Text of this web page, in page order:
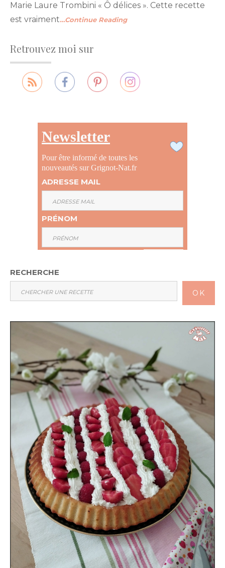
Marie Laure Trombini « Ô délices ». Cette recette
est vraiment…Continue Reading
Retrouvez moi sur
Newsletter
Pour être informé de toutes les
nouveautés sur Grignot-Nat.fr
ADRESSE MAIL
PRÉNOM
RECHERCHE
OK